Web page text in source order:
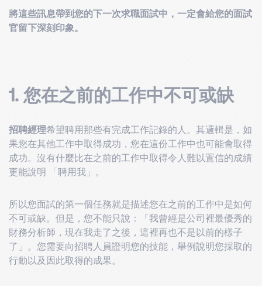
將這些訊息帶到您的下一次求職面試中，一定會給您的面試
官留下深刻印象。
1. 您在之前的工作中不可或缺
招聘經理希望聘用那些有完成工作記錄的人。其邏輯是，如
果您在其他工作中取得成功，您在這份工作中也可能會取得
成功。沒有什麼比在之前的工作中取得令人難以置信的成績
更能說明 「聘用我」。
所以您面試的第一個任務就是描述您在之前的工作中是如何
不可或缺。但是，您不能只說：「我曾經是公司裡最優秀的
財務分析師，現在我走了之後，這裡再也不是以前的樣子
了」。您需要向招聘人員證明您的技能，舉例說明您採取的
行動以及因此取得的成果。